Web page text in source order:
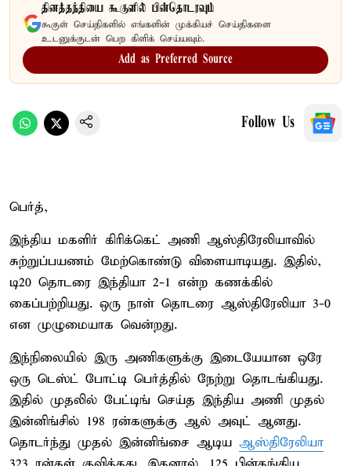
தினத்தந்தியை கூகுளில் பின்தொடரவும்
கூகுள் செய்திகளில் எங்களின் முக்கியச் செய்திகளை
உடனுக்குடன் பெற கிளிக் செய்யவும்.
Add as Preferred Source
Follow Us
பெர்த்,
இந்திய மகளிர் கிரிக்கெட் அணி ஆஸ்திரேலியாவில்
சுற்றுப்பயணம் மேற்கொண்டு விளையாடியது. இதில்,
டி20 தொடரை இந்தியா 2-1 என்ற கணக்கில்
கைப்பற்றியது. ஒரு நாள் தொடரை ஆஸ்திரேலியா 3-0
என முழுமையாக வென்றது.
இந்நிலையில் இரு அணிகளுக்கு இடையேயான ஒரே
ஒரு டெஸ்ட் போட்டி பெர்த்தில் நேற்று தொடங்கியது.
இதில் முதலில் பேட்டிங் செய்த இந்திய அணி முதல்
இன்னிங்சில் 198 ரன்களுக்கு ஆல் அவுட் ஆனது.
தொடர்ந்து முதல் இன்னிங்சை ஆடிய ஆஸ்திரேலியா